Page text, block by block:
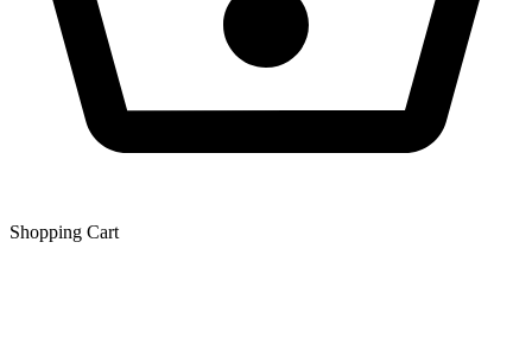
Shopping Сart